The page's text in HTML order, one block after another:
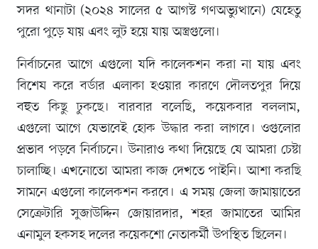
সদর থানাটা (২০২৪ সালের ৫ আগস্ট গণঅভ্যুত্থানে) যেহেতু
পুরো পুড়ে যায় এবং লুট হয়ে যায় অস্ত্রগুলো।
নির্বাচনের আগে এগুলো যদি কালেকশন করা না যায় এবং
বিশেষ করে বর্ডার এলাকা হওয়ার কারণে দৌলতপুর দিয়ে
বহুত কিছু ঢুকছে। বারবার বলেছি, কয়েকবার বললাম,
এগুলো আগে যেভাবেই হোক উদ্ধার করা লাগবে। ওগুলোর
প্রভাব পড়বে নির্বাচনে। উনারাও কথা দিয়েছে যে আমরা চেষ্টা
চালাচ্ছি। এখনোতো আমরা কাজ দেখতে পাইনি। আশা করছি
সামনে এগুলো কালেকশন করবে। এ সময় জেলা জামায়াতের
সেক্রেটারি সুজাউদ্দিন জোয়ারদার, শহর জামাতের আমির
এনামুল হকসহ দলের কয়েকশো নেতাকর্মী উপস্থিত ছিলেন।